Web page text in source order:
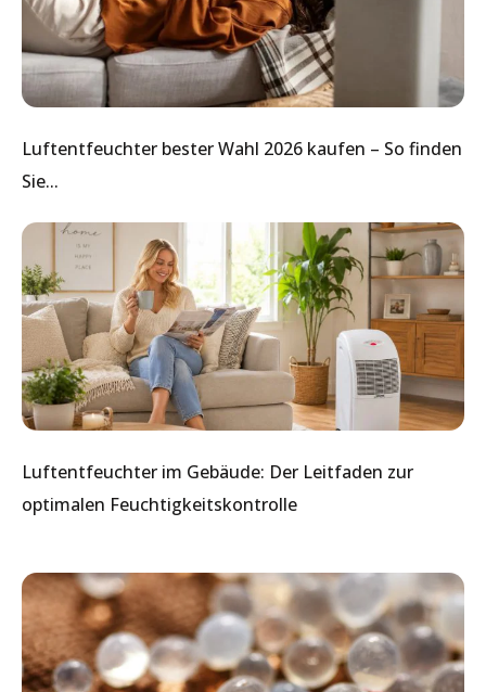
Luftentfeuchter bester Wahl 2026 kaufen – So finden
Sie...
Luftentfeuchter im Gebäude: Der Leitfaden zur
optimalen Feuchtigkeitskontrolle